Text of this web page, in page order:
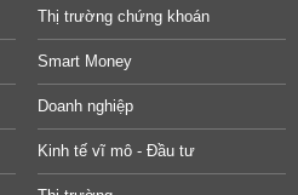
Thị trường chứng khoán
Smart Money
Doanh nghiệp
Kinh tế vĩ mô - Đầu tư